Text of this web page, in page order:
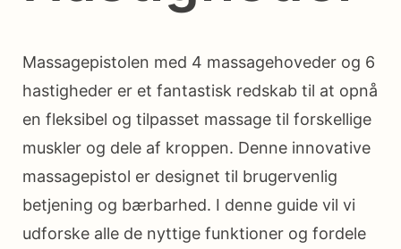
Massagepistolen med 4 massagehoveder og 6
hastigheder er et fantastisk redskab til at opnå
en fleksibel og tilpasset massage til forskellige
muskler og dele af kroppen. Denne innovative
massagepistol er designet til brugervenlig
betjening og bærbarhed. I denne guide vil vi
udforske alle de nyttige funktioner og fordele